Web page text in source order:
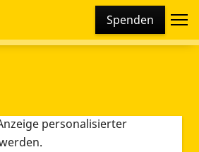
Spenden
verschiedene Cookies und
beinhaltet Cookies und
personalisierter